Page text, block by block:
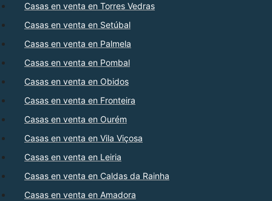
Casas en venta en Torres Vedras
Casas en venta en Setúbal
Casas en venta en Palmela
Casas en venta en Pombal
Casas en venta en Obidos
Casas en venta en Fronteira
Casas en venta en Ourém
Casas en venta en Vila Viçosa
Casas en venta en Leiria
Casas en venta en Caldas da Rainha
Casas en venta en Amadora